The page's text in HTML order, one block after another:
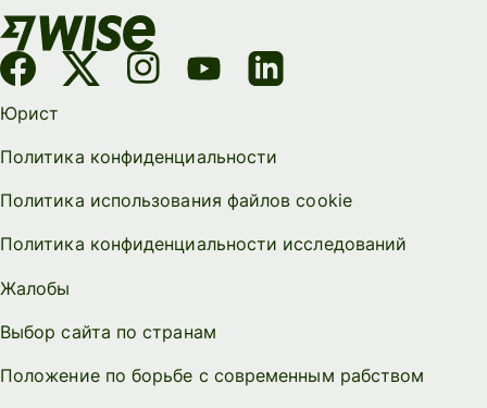
Юрист
Политика конфиденциальности
Политика использования файлов cookie
Политика конфиденциальности исследований
Жалобы
Выбор сайта по странам
Положение по борьбе с современным рабством